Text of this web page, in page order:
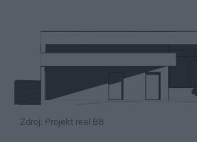
Zdroj: Projekt real BB